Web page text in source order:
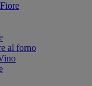
al forno